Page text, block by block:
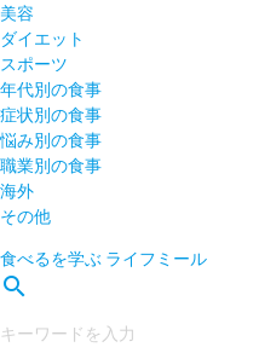
美容
ダイエット
スポーツ
年代別の食事
症状別の食事
悩み別の食事
職業別の食事
海外
その他
食べるを学ぶ ライフミール
search